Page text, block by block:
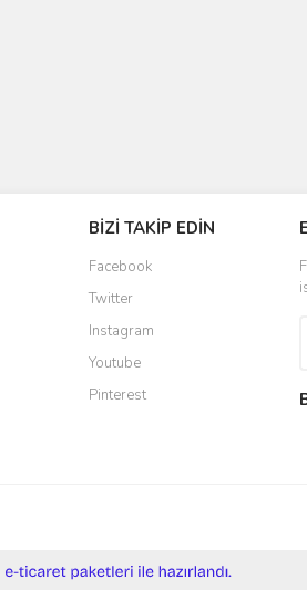
BİZİ TAKİP EDİN
Facebook
Twitter
Instagram
Youtube
Pinterest
ideasoft
e-